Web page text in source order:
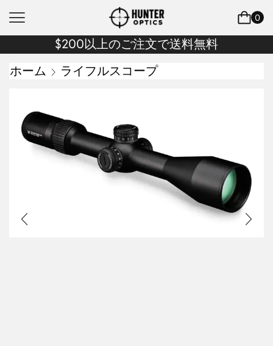
0
$200以上のご注文で送料無料
ホーム
ライフルスコープ